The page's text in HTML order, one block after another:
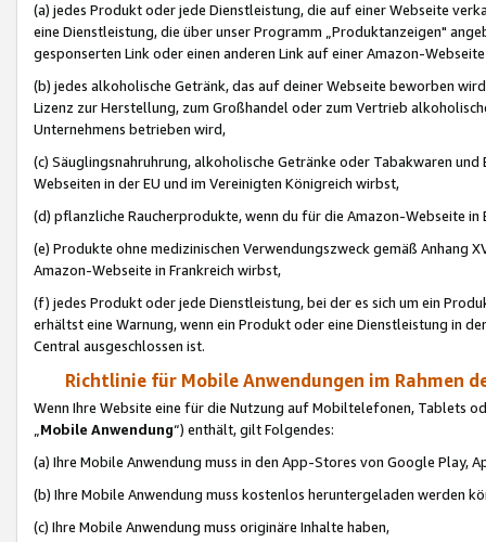
(a) jedes Produkt oder jede Dienstleistung, die auf einer Webseite
eine Dienstleistung, die über unser Programm „Produktanzeigen"
gesponserten Link oder einen anderen Link auf einer Amazon-
(b) jedes alkoholische Getränk, das auf deiner Webseite beworben
Lizenz zur Herstellung, zum Großhandel oder zum Vertrieb
Unternehmens betrieben wird,
(c) Säuglingsnahruhrung, alkoholische Getränke oder Tabakwaren
Webseiten in der EU und im Vereinigten Königreich wirbst,
(d) pflanzliche Raucherprodukte, wenn du für die Amazon-Webseite in
(e) Produkte ohne medizinischen Verwendungszweck gemäß Anhang
Amazon-Webseite in Frankreich wirbst,
(f) jedes Produkt oder jede Dienstleistung, bei der es sich um ein
erhältst eine Warnung, wenn ein Produkt oder eine Dienstleistung in
Central ausgeschlossen ist.
Richtlinie für Mobile Anwendungen im Rahmen
Wenn Ihre Website eine für die Nutzung auf Mobiltelefonen, Tablets
„Mobile Anwendung“) enthält, gilt Folgendes:
(a) Ihre Mobile Anwendung muss in den App-Stores von Google Play,
(b) Ihre Mobile Anwendung muss kostenlos heruntergeladen werden
(c) Ihre Mobile Anwendung muss originäre Inhalte haben,